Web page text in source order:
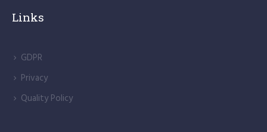
Links
GDPR
Privacy
Quality Policy